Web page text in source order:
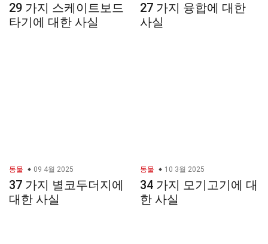
29 가지 스케이트보드
타기에 대한 사실
27 가지 융합에 대한
사실
동물 09 4월 2025
37 가지 별코두더지에
대한 사실
동물 10 3월 2025
34 가지 모기고기에 대
한 사실